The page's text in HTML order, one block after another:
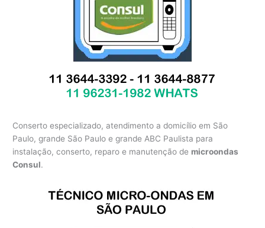
Conserto especializado, atendimento a domicílio em São
Paulo, grande São Paulo e grande ABC Paulista para
instalação, conserto, reparo e manutenção de microondas
Consul.